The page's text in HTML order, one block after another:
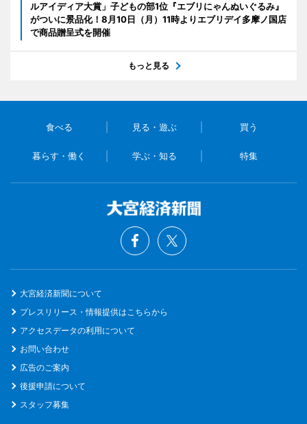
ルアイディア大賞」子どもの部1位『エブリにゃんぬいぐるみ』
がついに景品化！8月10日（月）11時よりエブリデイ多摩ノ国店
で商品贈呈式を開催
もっと見る
食べる 見る・遊ぶ 買う
暮らす・働く 学ぶ・知る 特集
大宮経済新聞について
プレスリリース・情報提供はこちらから
アクセスデータの利用について
お問い合わせ
広告のご案内
後援申請について
スタッフ募集